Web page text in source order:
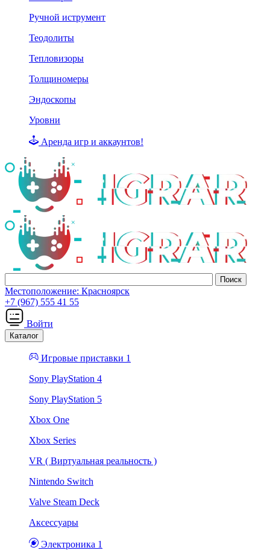
Ручной иструмент
Теодолиты
Тепловизоры
Толщиномеры
Эндоскопы
Уровни
Аренда игр и аккаунтов!
Местоположение: Красноярск
+7 (967) 555 41 55
Войти
Каталог
Игровые приставки 1
Sony PlayStation 4
Sony PlayStation 5
Xbox One
Xbox Series
VR ( Виртуальная реальность )
Nintendo Switch
Valve Steam Deck
Аксессуары
Электроника 1